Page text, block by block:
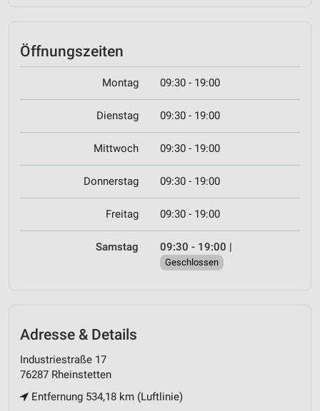
Öffnungszeiten
Montag 09:30 - 19:00
Dienstag 09:30 - 19:00
Mittwoch 09:30 - 19:00
Donnerstag 09:30 - 19:00
Freitag 09:30 - 19:00
Samstag 09:30 - 19:00 |
Geschlossen
Adresse & Details
Industriestraße 17
76287 Rheinstetten
Entfernung 534,18 km (Luftlinie)